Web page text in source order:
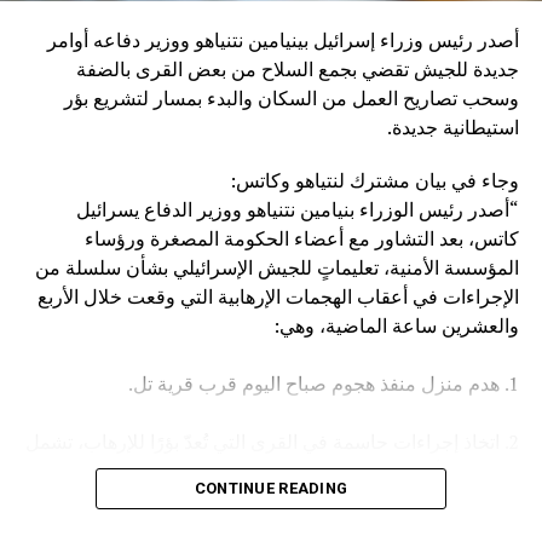
وكان مصدر مسؤول في الهيئة العامة للنقل السعودية قد صرح
الخميس، بأن سفينة (ENCELIA) التابعة لإحدى الشركات
السعودية، تعرضت لاستهداف أثناء إبحارها في البحر الأحمر، نتج
عنه حريق في مقدمتها.
وأكد المصدر أن جميع أفراد الطاقم بخير، مشيرا في السياق إلى
أن الجهات المعنية اتخذت كافة الإجراءات اللازمة لتأمين السفينة
وطاقمها وحماية البيئة البحرية.
أصدر رئيس وزراء إسرائيل بينيامين نتنياهو ووزير دفاعه أوامر
جديدة للجيش تقضي بجمع السلاح من بعض القرى بالضفة
وسحب تصاريح العمل من السكان والبدء بمسار لتشريع بؤر
استيطانية جديدة.
وجاء في بيان مشترك لنتياهو وكاتس:
“أصدر رئيس الوزراء بنيامين نتنياهو ووزير الدفاع يسرائيل
كاتس، بعد التشاور مع أعضاء الحكومة المصغرة ورؤساء
المؤسسة الأمنية، تعليماتٍ للجيش الإسرائيلي بشأن سلسلة من
الإجراءات في أعقاب الهجمات الإرهابية التي وقعت خلال الأربع
والعشرين ساعة الماضية، وهي:
1. هدم منزل منفذ هجوم صباح اليوم قرب قرية تل.
مصادرة الأسلحة وإلغاء تصاريح العمل، وغير ذلك.
CONTINUE READING